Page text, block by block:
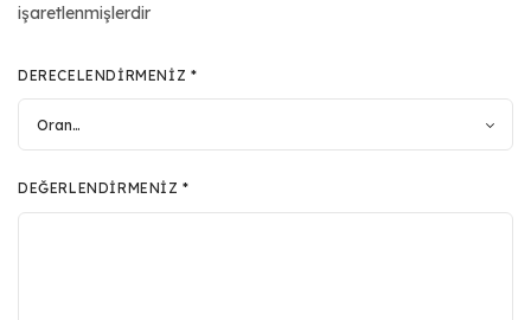
işaretlenmişlerdir
DERECELENDIRMENIZ *
DEĞERLENDIRMENIZ*